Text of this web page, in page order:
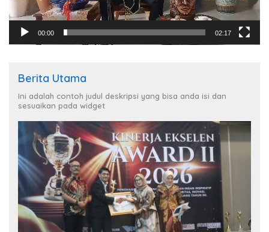
00:00 02:17
Berita Utama
Ini adalah contoh judul deskripsi yang bisa anda isi dan
sesuaikan pada widget